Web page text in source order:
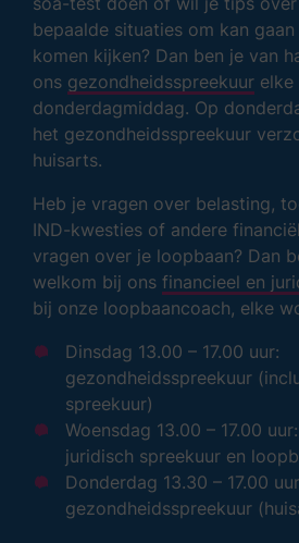
bepaalde situaties om kan
komen kijken? Dan ben je van
ons gezondheidsspreekuur elke
donderdagmiddag. Op
het gezondheidsspreekuur
huisarts.
Heb je vragen over belasting,
IND-kwesties of andere
vragen over je loopbaan? Dan
welkom bij ons financieel en
bij onze loopbaancoach, elke
Dinsdag 13.00 – 17.00 uur:
gezondheidsspreekuur
spreekuur)
Woensdag 13.00 – 17.00
juridisch spreekuur en
Donderdag 13.30 – 17.00
gezondheidsspreekuur